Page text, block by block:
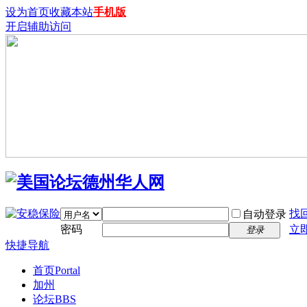
设为首页收藏本站手机版
开启辅助访问
自动登录 找
密码
登录
立
快捷导航
首页Portal
加州
论坛BBS